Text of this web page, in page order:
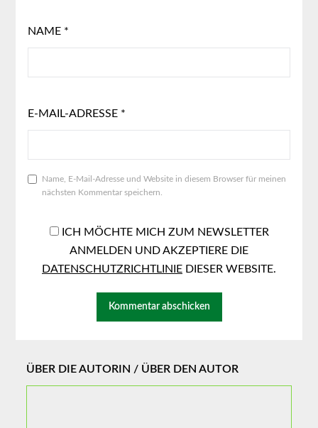
NAME *
E-MAIL-ADRESSE *
Name, E-Mail-Adresse und Website in diesem Browser für meinen
nächsten Kommentar speichern.
ICH MÖCHTE MICH ZUM NEWSLETTER
ANMELDEN UND AKZEPTIERE DIE
DATENSCHUTZRICHTLINIE DIESER WEBSITE.
ÜBER DIE AUTORIN / ÜBER DEN AUTOR